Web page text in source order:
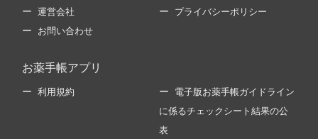
運営会社 プライバシーポリシー
お問い合わせ
お薬手帳アプリ
利用規約 電子版お薬手帳ガイドライン
に係るチェックシート結果の公
表